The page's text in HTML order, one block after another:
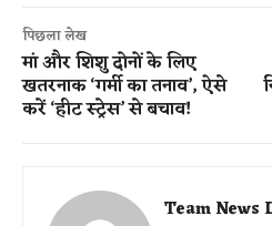
पिछला लेख
मां और शिशु दोनों के लिए
खतरनाक ‘गर्मी का तनाव’, ऐसे
करें ‘हीट स्ट्रेस’ से बचाव!
Team News